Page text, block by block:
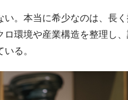
。本当に希少なのは、長く
環境や産業構造を整理し
る。